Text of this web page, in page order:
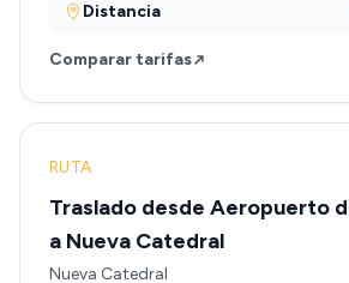
Distancia
Comparar tarifas
RUTA
Traslado desde Aeropuerto
a Nueva Catedral
Nueva Catedral